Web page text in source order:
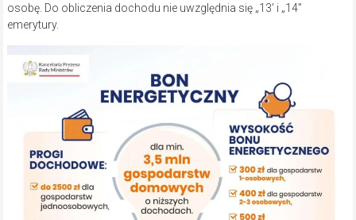
osobę. Do obliczenia dochodu nie uwzględnia się „13’ i „14”
emerytury.